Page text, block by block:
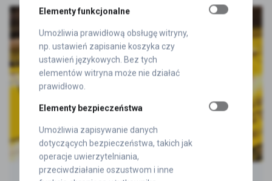
Elementy funkcjonalne
Umożliwia prawidłową obsługę witryny,
np. ustawień zapisanie koszyka czy
ustawień językowych. Bez tych
elementów witryna może nie działać
prawidłowo.
Elementy bezpieczeństwa
Umożliwia zapisywanie danych
dotyczących bezpieczeństwa, takich jak
operacje uwierzytelniania,
przeciwdziałanie oszustwom i inne